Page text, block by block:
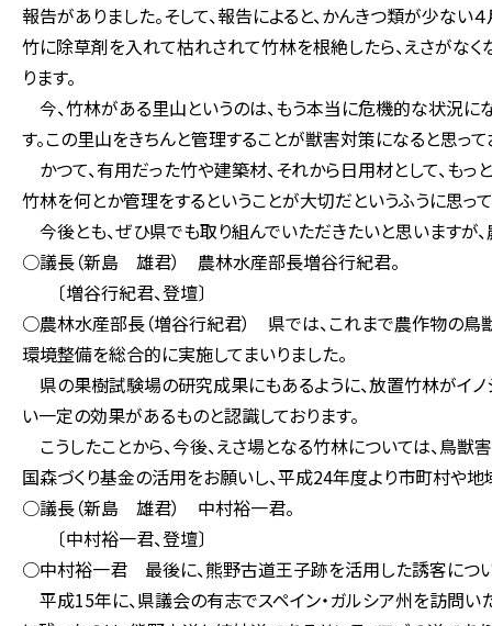
報告がありました。そして、報告によると、かんきつ類が少な
竹に除草剤を入れて枯れされて竹林を根絶したら、えさがなく
ります。
今、竹林がある里山というのは、もう本当に危機的な状況に
す。この里山をきちんと管理することが獣害対策になると思って
かつて、有用だった竹や建築材、それから日用材として、も
竹林を何とか管理をするということが大切だというふうに思って
今後とも、ぜひ県でも取り組んでいただきたいと思いますが
○議長（新島 雄君） 農林水産部長増谷行紀君。
〔増谷行紀君、登壇〕
○農林水産部長（増谷行紀君） 県では、これまで農作物の鳥
環境整備を総合的に実施してまいりました。
県の果樹試験場の研究成果にもあるように、放置竹林がイ
い一定の効果があるものと認識しております。
こうしたことから、今後、えさ場となる竹林については、鳥
国森づくり基金の活用をお願いし、平成24年度より市町村や
○議長（新島 雄君） 中村裕一君。
〔中村裕一君、登壇〕
○中村裕一君 最後に、熊野古道王子跡を活用した誘客につい
平成15年に、県議会の有志でスペイン・ガルシア州を訪問い